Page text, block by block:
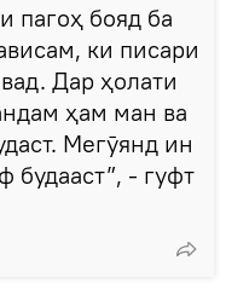
пагоҳ бояд ба
ки писари
Дар ҳолати
ҳам ман ва
Мегӯянд ин
- гуфт